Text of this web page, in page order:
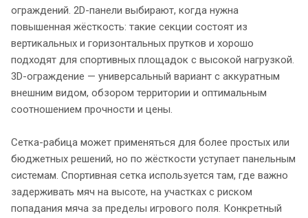
ограждений. 2D-панели выбирают, когда нужна
повышенная жёсткость: такие секции состоят из
вертикальных и горизонтальных прутков и хорошо
подходят для спортивных площадок с высокой нагрузкой.
3D-ограждение — универсальный вариант с аккуратным
внешним видом, обзором территории и оптимальным
соотношением прочности и цены.
Сетка-рабица может применяться для более простых или
бюджетных решений, но по жёсткости уступает панельным
системам. Спортивная сетка используется там, где важно
задерживать мяч на высоте, на участках с риском
попадания мяча за пределы игрового поля. Конкретный